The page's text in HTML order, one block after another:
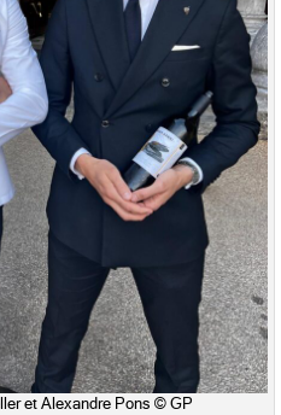
et Alexandre Pons © GP